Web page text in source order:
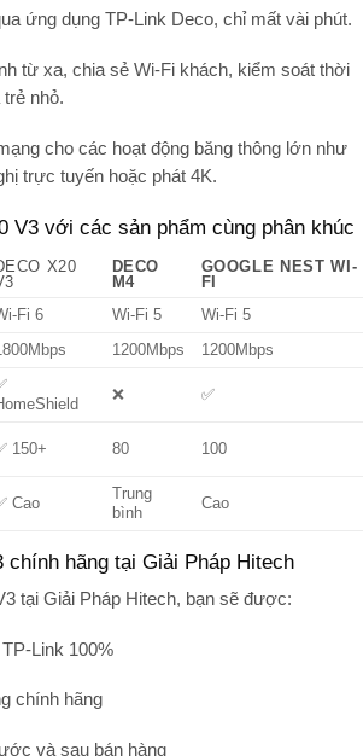
ứng dụng TP-Link Deco, chỉ mất vài phút.
từ xa, chia sẻ Wi-Fi khách, kiểm soát thời
nhỏ.
cho các hoạt động băng thông lớn như
trực tuyến hoặc phát 4K.
V3 với các sản phẩm cùng phân khúc
X20
DECO
M4
GOOGLE NEST WI-
FI
Fi 6 Wi-Fi 5
Wi-Fi 5
1200Mbps 1200Mbps
❌ ✅
150+ 80 100
Cao
Trung
bình
Cao
chính hãng tại Giải Pháp Hitech
tại Giải Pháp Hitech, bạn sẽ được:
Link 100%
chính hãng
và sau bán hàng